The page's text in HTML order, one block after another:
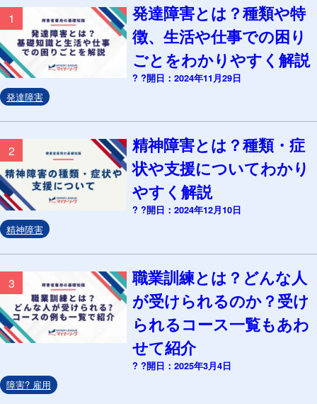
1
発達障害とは？種類や特
徴、生活や仕事での困り
ごとをわかりやすく解説
? ?開日：2024年11月29日
発達障害
2
精神障害とは？種類・症
状や支援についてわかり
やすく解説
? ?開日：2024年12月10日
精神障害
3
職業訓練とは？どんな人
が受けられるのか？受け
られるコース一覧もあわ
せて紹介
? ?開日：2025年3月4日
障害? 雇用